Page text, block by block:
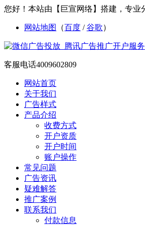
您好！本站由【巨宣网络】搭建，专业
网站地图 （百度 /谷歌）
客服电话4009602809
网站首页
关于我们
广告样式
产品介绍
收费方式
开户资质
开户时间
账户操作
常见问题
广告资讯
疑难解答
推广案例
联系我们
付款信息